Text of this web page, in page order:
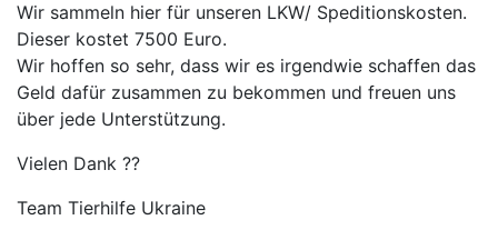
Wir sammeln hier für unseren LKW/ Speditionskosten.
Dieser kostet 7500 Euro.
Wir hoffen so sehr, dass wir es irgendwie schaffen das
Geld dafür zusammen zu bekommen und freuen uns
über jede Unterstützung.
Vielen Dank ??
Team Tierhilfe Ukraine